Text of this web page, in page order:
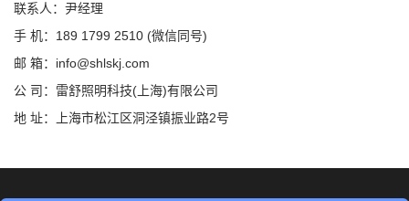
联系人：尹经理
手 机：189 1799 2510 (微信同号)
邮 箱：info@shlskj.com
公 司：雷舒照明科技(上海)有限公司
地 址：上海市松江区洞泾镇振业路2号